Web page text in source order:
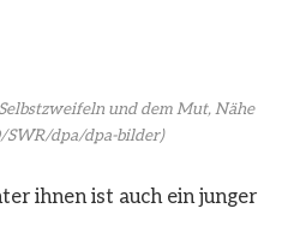
und dem Mut, Nähe
SWR/dpa/dpa-bilder)
ihnen ist auch ein junger